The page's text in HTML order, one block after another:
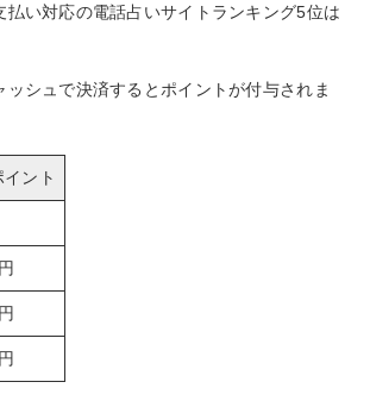
払い対応の電話占いサイトランキング5位は
ッシュで決済するとポイントが付与されま
ント